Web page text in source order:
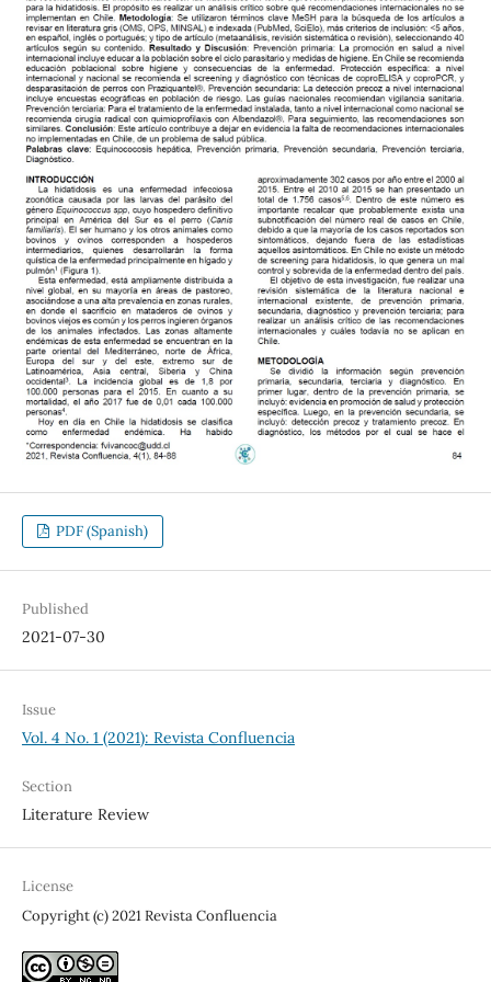
PDF (Spanish)
Published
2021-07-30
Issue
Vol. 4 No. 1 (2021): Revista Confluencia
Section
Literature Review
License
Copyright (c) 2021 Revista Confluencia